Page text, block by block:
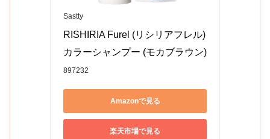
Sastty
RISHIRIA Furel (リシリアフレル)
897232
Amazonで見る
楽天市場で見る